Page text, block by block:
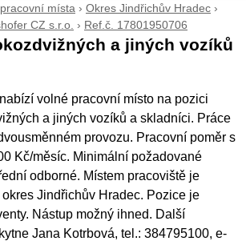
místa › Okres Jindřichův Hradec ›
CZ s.r.o. › Ref.č. 17801950706
a jiných vozíků
volné pracovní místo na pozici
a jiných vozíků a skladníci. Práce
provozu. Pracovní poměr s
Kč/měsíc. Minimální požadované
odborné. Místem pracoviště je
okres Jindřichův Hradec. Pozice je
Nástup možný ihned. Další
Jana Kotrbová, tel.: 384795100, e-